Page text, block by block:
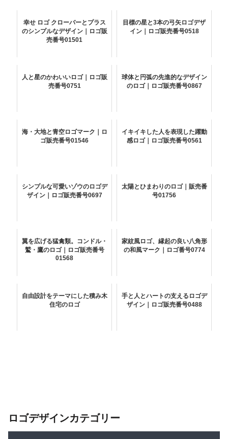
幸せ ロゴ クローバーとプラス
のシンプルなデザイン｜ロゴ販
売番号01501
目標の星と3本の弓矢ロゴデザ
イン｜ロゴ販売番号0518
人と星のかわいいロゴ｜ロゴ販
売番号0751
球体と円弧の先進的なデザイン
のロゴ｜ロゴ販売番号0867
海・大地と青空ロゴマーク｜ロ
ゴ販売番号01546
イキイキした人を表現した躍動
感ロゴ｜ロゴ販売番号0561
シンプルな可愛いゾウのロゴデ
ザイン｜ロゴ販売番号0697
太陽とひまわりのロゴ｜販売番
号01756
翼を広げる猛禽類。コンドル・
鷲・鷹のロゴ｜ロゴ販売番号
01568
家紋風ロゴ、縁起の良い八角形
の和風マーク｜ロゴ番号0774
自由設計をテーマにした積み木
住宅のロゴ
手と人とハートの支えるロゴデ
ザイン｜ロゴ販売番号0488
ロゴデザインカテゴリー